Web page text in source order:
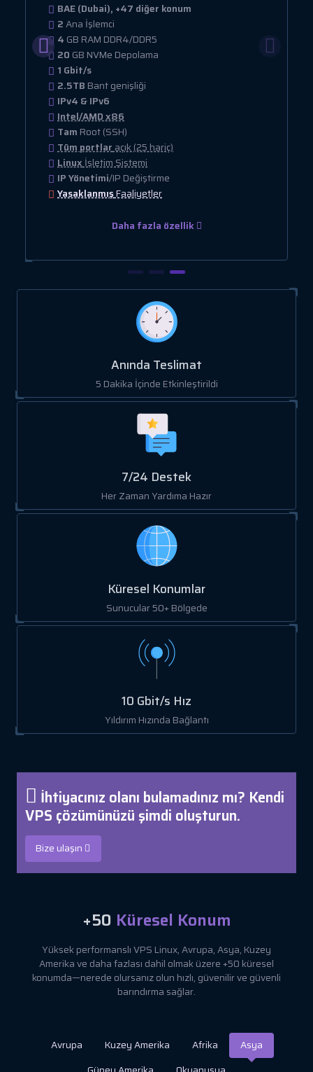
BAE (Dubai), +47 diğer konum
2Ana İşlemci
4 GB RAM DDR4/DDR5
20 GB NVMe Depolama
1 Gbit/s
2.5TB Bant genişliği
IPv4 & IPv6
Intel/AMD x86
Tam Root (SSH)
Tüm portlaraçık (25 hariç)
Linuxİşletim Sistemi
IP Yönetimi/IP Değiştirme
YasaklanmışFaaliyetler
Daha fazla özellik
Anında Teslimat
5 Dakika İçinde Etkinleştirildi
7/24 Destek
Her Zaman Yardıma Hazır
Küresel Konumlar
Sunucular 50+ Bölgede
10 Gbit/s Hız
Yıldırım Hızında Bağlantı
İhtiyacınız olanı bulamadınız mı? Kendi
VPS çözümünüzü şimdi oluşturun.
Bize ulaşın
+50 Küresel Konum
Yüksek performanslı VPS Linux, Avrupa, Asya, Kuzey
Amerika ve daha fazlası dahil olmak üzere +50 küresel
konumda—nerede olursanız olun hızlı, güvenilir ve güvenli
barındırma sağlar.
Avrupa Kuzey Amerika Afrika
Asya